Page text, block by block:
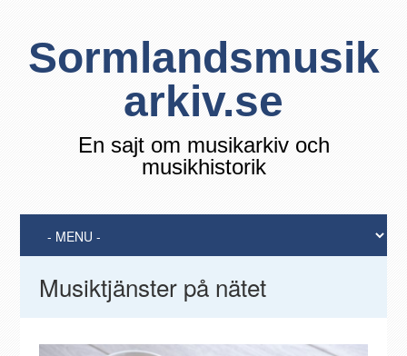
Sormlandsmusik
arkiv.se
En sajt om musikarkiv och
musikhistorik
Musiktjänster på nätet